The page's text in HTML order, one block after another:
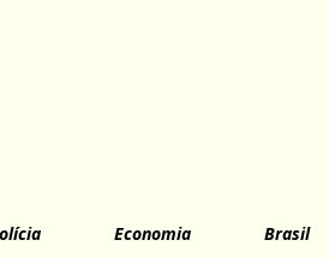
Economia Brasil